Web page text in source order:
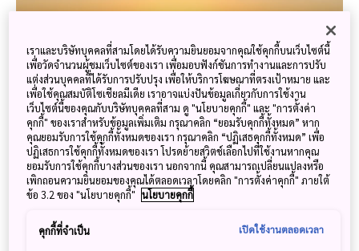
10 สถานที่ชมพระอาทิตย์แรกของปี ฮัตสึฮิโนะเดะ
(Hatsuhinode)
ประเทศญี่ปุ่น เป็นอีกหนึ่งจุดหมายปลายที่ใครหลายคนนิยมเดิน
เราและบริษัทบุคคลที่สามโดยได้รับความยินยอมจากคุณใช้คุกกี้บนเว็บไซต์นี้
เพื่อวัดจำนวนผู้ชมเว็บไซต์ของเรา เพื่อมอบฟังก์ชันการทำงานและการปรับ
แต่งส่วนบุคคลที่ได้รับการปรับปรุง เพื่อให้บริการโฆษณาที่ตรงเป้าหมาย และ
เพื่อใช้คุณสมบัติโซเชียลมีเดีย เราอาจแบ่งปันข้อมูลเกี่ยวกับการใช้งาน
เว็บไซต์นี้ของคุณกับบริษัทบุคคลที่สาม ดู "นโยบายคุกกี้" และ "การตั้งค่า
คุกกี้" ของเราสำหรับข้อมูลเพิ่มเติม กรุณาคลิก “ยอมรับคุกกี้ทั้งหมด” หาก
คุณยอมรับการใช้คุกกี้ทั้งหมดของเรา กรุณาคลิก “ปฏิเสธคุกกี้ทั้งหมด” เพื่อ
ปฏิเสธการใช้คุกกี้ทั้งหมดของเรา โปรดย้ายสวิตช์เลือกไปที่ใช้งานหากคุณ
ยอมรับการใช้คุกกี้บางส่วนของเรา นอกจากนี้ คุณสามารถเปลี่ยนแปลงหรือ
เพิกถอนความยินยอมของคุณได้ตลอดเวลาโดยคลิก "การตั้งค่าคุกกี้" ภายใต้
ข้อ 3.2 ของ "นโยบายคุกกี้" นโยบายคุกกี้
คุกกี้ที่จำเป็น เปิดใช้งานตลอดเวลา